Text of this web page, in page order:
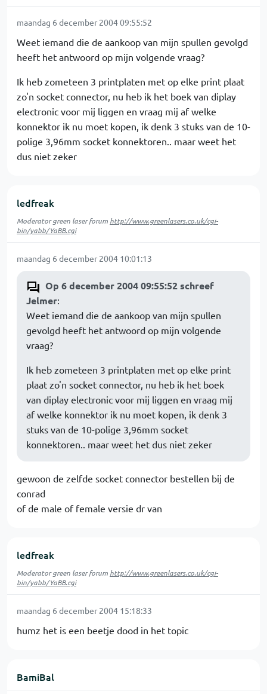
maandag 6 december 2004 09:55:52
Weet iemand die de aankoop van mijn spullen gevolgd
heeft het antwoord op mijn volgende vraag?
Ik heb zometeen 3 printplaten met op elke print plaat
zo'n socket connector, nu heb ik het boek van diplay
electronic voor mij liggen en vraag mij af welke
konnektor ik nu moet kopen, ik denk 3 stuks van de 10-
polige 3,96mm socket konnektoren.. maar weet het
dus niet zeker
ledfreak
Moderator green laser forum http://www.greenlasers.co.uk/cgi-
bin/yabb/YaBB.cgi
maandag 6 december 2004 10:01:13
Op 6 december 2004 09:55:52 schreef
Jelmer:
Weet iemand die de aankoop van mijn spullen
gevolgd heeft het antwoord op mijn volgende
vraag?
Ik heb zometeen 3 printplaten met op elke print
plaat zo'n socket connector, nu heb ik het boek
van diplay electronic voor mij liggen en vraag mij
af welke konnektor ik nu moet kopen, ik denk 3
stuks van de 10-polige 3,96mm socket
konnektoren.. maar weet het dus niet zeker
gewoon de zelfde socket connector bestellen bij de
conrad
of de male of female versie dr van
ledfreak
Moderator green laser forum http://www.greenlasers.co.uk/cgi-
bin/yabb/YaBB.cgi
maandag 6 december 2004 15:18:33
humz het is een beetje dood in het topic
BamiBal